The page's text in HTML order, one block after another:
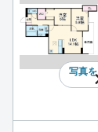
写真を